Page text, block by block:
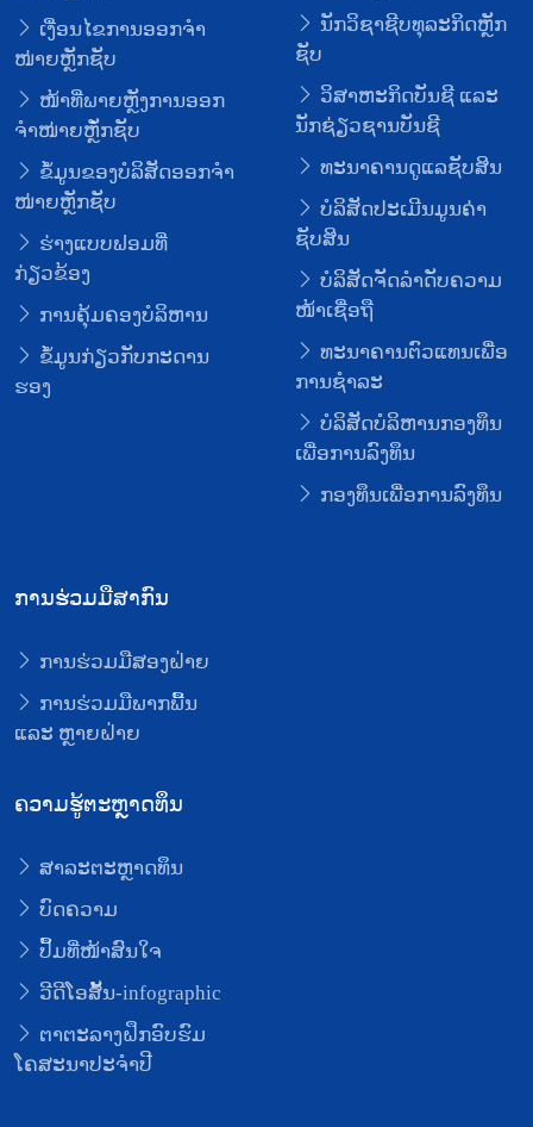
ເງື່ອນໄຂການອອກຈໍາ
ໜ່າຍຫຼັກຊັບ
ໜ້າທີ່ພາຍຫຼັງການອອກ
ຈໍາໜ່າຍຫຼັໍກຊັບ
ຂໍ້ມູນຂອງບໍລິສັດອອກຈໍາ
ໜ່າຍຫຼັກຊັບ
ຮ່າງແບບຟອມທີ່
ກ່ຽວຂ້ອງ
ການຄຸ້ມຄອງບໍລິຫານ
ຂໍ້ມູນກ່ຽວກັບກະດານ
ຮອງ
ນັກວິຊາຊີບທຸລະກິດຫຼັກ
ຊັບ
ວິສາຫະກິດບັນຊີ ແລະ
ນັກຊ່ຽວຊານບັນຊີ
ທະນາຄານດູແລຊັບສິນ
ບໍລິສັດປະເມີນມູນຄ່າ
ຊັບສິນ
ບໍລິສັດຈັດລໍາດັບຄວາມ
ໜ້າເຊື່ອຖື
ທະນາຄານຕົວແທນເພື່ອ
ການຊໍາລະ
ບໍລິສັດບໍລິຫານກອງທຶນ
ເພື່ອການລົງທຶນ
ກອງທຶນເພື່ອການລົງທຶນ
ການຮ່ວມມືສາກົນ
ການຮ່ວມມືສອງຝ່າຍ
ການຮ່ວມມືພາກພື້ນ
ແລະ ຫຼາຍຝ່າຍ
ຄວາມຮູ້ຕະຫຼາດທຶນ
ສາລະຕະຫຼາດທຶນ
ບົດຄວາມ
ປຶ້ມທີ່ໜ້າສົນໃຈ
ວີດີໂອສັ້ນ-infographic
ຕາຕະລາງຝຶກອົບຮົມ
ໂຄສະນາປະຈຳປີ